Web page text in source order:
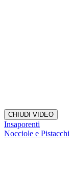
CHIUDI VIDEO
Insaporenti
Nocciole e Pistacchi